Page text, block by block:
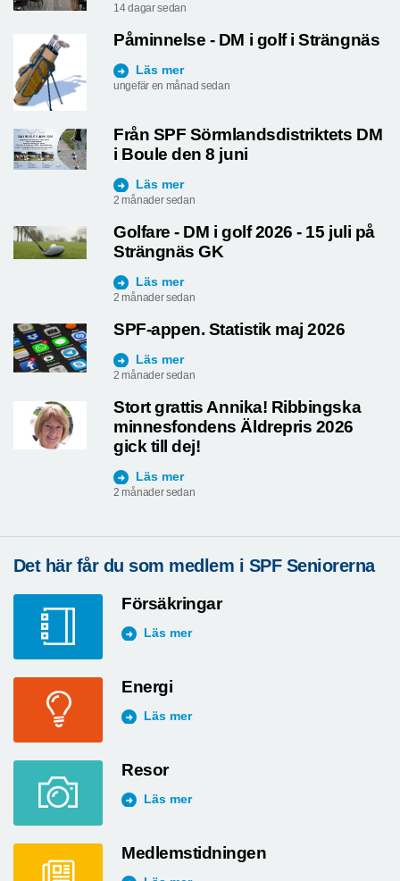
14 dagar sedan
Påminnelse - DM i golf i Strängnäs
Läs mer
ungefär en månad sedan
Från SPF Sörmlandsdistriktets DM
i Boule den 8 juni
Läs mer
2 månader sedan
Golfare - DM i golf 2026 - 15 juli på
Strängnäs GK
Läs mer
2 månader sedan
SPF-appen. Statistik maj 2026
Läs mer
2 månader sedan
Stort grattis Annika! Ribbingska
minnesfondens Äldrepris 2026
gick till dej!
Läs mer
2 månader sedan
Det här får du som medlem i SPF Seniorerna
Försäkringar
Läs mer
Energi
Läs mer
Resor
Läs mer
Medlemstidningen